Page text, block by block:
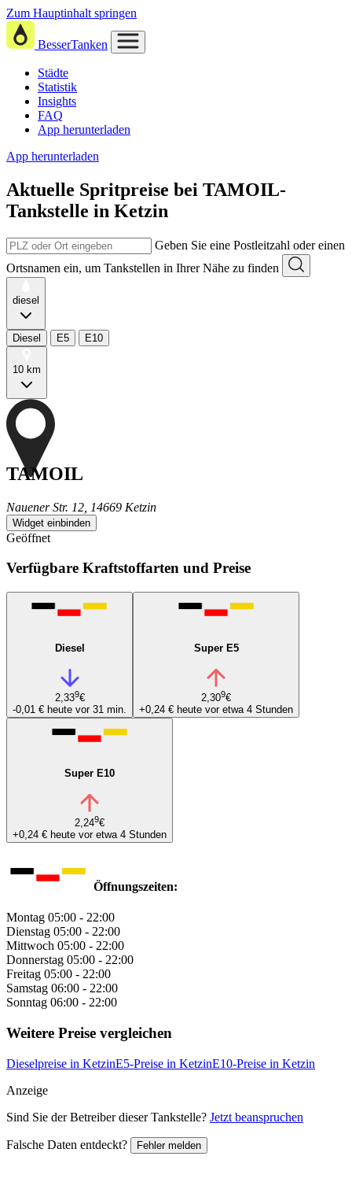
Zum Hauptinhalt springen
BesserTanken
Städte
Statistik
Insights
FAQ
App herunterladen
App herunterladen
Aktuelle Spritpreise bei TAMOIL-
Tankstelle in Ketzin
Geben Sie eine Postleitzahl oder einen
Ortsnamen ein, um Tankstellen in Ihrer Nähe zu finden
diesel
Diesel E5 E10
10 km
TAMOIL
Nauener Str. 12, 14669 Ketzin
Widget einbinden
Geöffnet
Verfügbare Kraftstoffarten und Preise
Diesel
2,339€
-0,01 € heute vor 31 min.
Super E5
2,309€
+0,24 € heute vor etwa 4 Stunden
Super E10
2,249€
+0,24 € heute vor etwa 4 Stunden
Öffnungszeiten:
Montag 05:00 - 22:00
Dienstag 05:00 - 22:00
Mittwoch 05:00 - 22:00
Donnerstag 05:00 - 22:00
Freitag 05:00 - 22:00
Samstag 06:00 - 22:00
Sonntag 06:00 - 22:00
Weitere Preise vergleichen
Dieselpreise in KetzinE5-Preise in KetzinE10-Preise in Ketzin
Anzeige
Sind Sie der Betreiber dieser Tankstelle? Jetzt beanspruchen
Falsche Daten entdeckt? Fehler melden